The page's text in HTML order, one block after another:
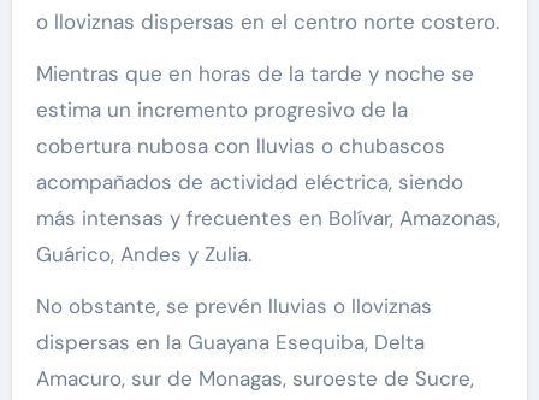
o lloviznas dispersas en el centro norte costero.
Mientras que en horas de la tarde y noche se
estima un incremento progresivo de la
cobertura nubosa con lluvias o chubascos
acompañados de actividad eléctrica, siendo
más intensas y frecuentes en Bolívar, Amazonas,
Guárico, Andes y Zulia.
No obstante, se prevén lluvias o lloviznas
dispersas en la Guayana Esequiba, Delta
Amacuro, sur de Monagas, suroeste de Sucre,